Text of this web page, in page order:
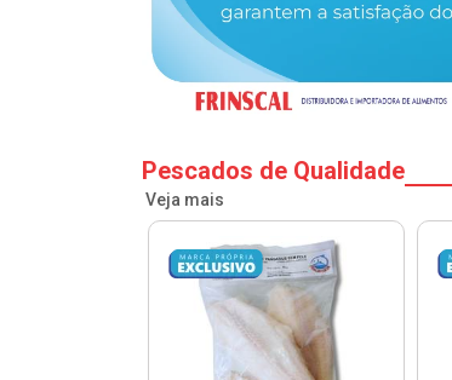
Pescados de Qualidade
Veja mais